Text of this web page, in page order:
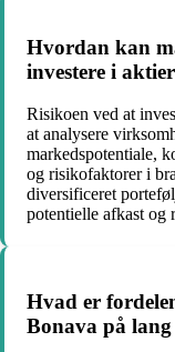
Hvordan kan
investere i
Risikoen ved at
at analysere
markedspotentiale,
og risikofaktorer i
diversificeret
potentielle afkast og
Hvad er
Bonava på lang